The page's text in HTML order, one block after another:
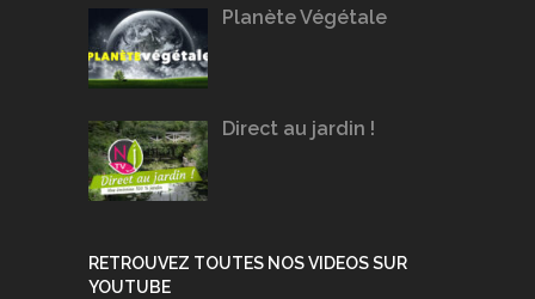
Planète Végétale
Direct au jardin !
RETROUVEZ TOUTES NOS VIDEOS SUR
YOUTUBE